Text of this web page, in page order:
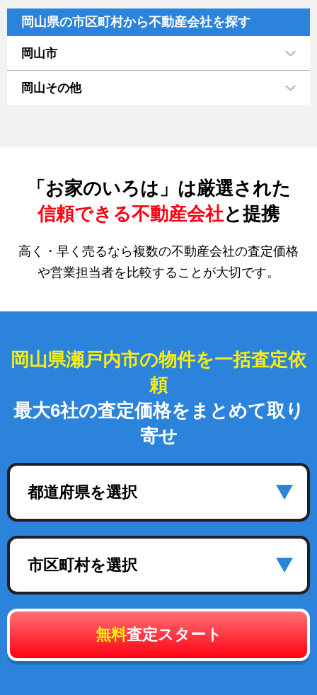
岡山県の市区町村から不動産会社を探す
岡山市
岡山その他
「お家のいろは」は厳選された
信頼できる不動産会社と提携
高く・早く売るなら複数の不動産会社の査定価格
や営業担当者を比較することが大切です。
岡山県瀬戸内市の物件を一括査定依
頼
最大6社の査定価格をまとめて取り
寄せ
都道府県を選択
市区町村を選択
無料査定スタート